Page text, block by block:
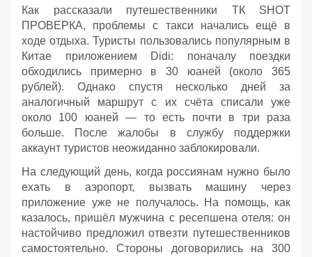
Как рассказали путешественники ТК SHOT
ПРОВЕРКА, проблемы с такси начались ещё в
ходе отдыха. Туристы пользовались популярным в
Китае приложением Didi: поначалу поездки
обходились примерно в 30 юаней (около 365
рублей). Однако спустя несколько дней за
аналогичный маршрут с их счёта списали уже
около 100 юаней — то есть почти в три раза
больше. После жалобы в службу поддержки
аккаунт туристов неожиданно заблокировали.
На следующий день, когда россиянам нужно было
ехать в аэропорт, вызвать машину через
приложение уже не получалось. На помощь, как
казалось, пришёл мужчина с ресепшена отеля: он
настойчиво предложил отвезти путешественников
самостоятельно. Стороны договорились на 300